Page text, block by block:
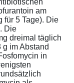
am
für 5 Tage). Die
Die
dreimal täglich
g im Abstand
in